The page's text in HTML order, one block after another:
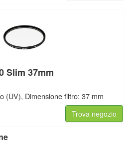
Slim 37mm
(UV), Dimensione filtro: 37 mm
Trova negozio